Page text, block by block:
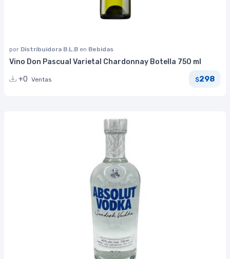
por Distribuidora B.L.B en Bebidas
Vino Don Pascual Varietal Chardonnay Botella 750 ml
+0 Ventas $298